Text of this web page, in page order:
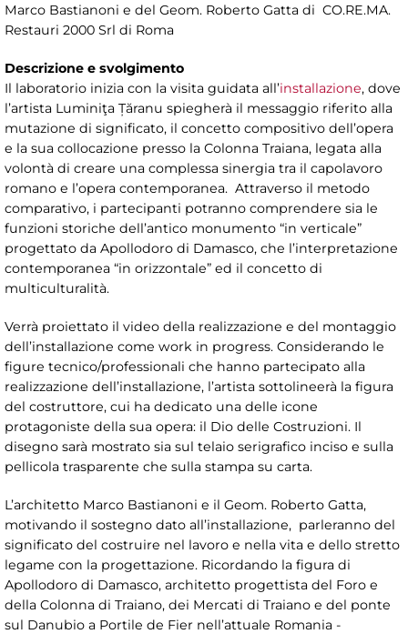
Marco Bastianoni e del Geom. Roberto Gatta di CO.RE.MA.
Restauri 2000 Srl di Roma
Descrizione e svolgimento
Il laboratorio inizia con la visita guidata all’installazione, dove
l’artista Luminiţa Țăranu spiegherà il messaggio riferito alla
mutazione di significato, il concetto compositivo dell’opera
e la sua collocazione presso la Colonna Traiana, legata alla
volontà di creare una complessa sinergia tra il capolavoro
romano e l’opera contemporanea. Attraverso il metodo
comparativo, i partecipanti potranno comprendere sia le
funzioni storiche dell’antico monumento “in verticale”
progettato da Apollodoro di Damasco, che l’interpretazione
contemporanea “in orizzontale” ed il concetto di
multiculturalità.
Verrà proiettato il video della realizzazione e del montaggio
dell’installazione come work in progress. Considerando le
figure tecnico/professionali che hanno partecipato alla
realizzazione dell’installazione, l’artista sottolineerà la figura
del costruttore, cui ha dedicato una delle icone
protagoniste della sua opera: il Dio delle Costruzioni. Il
disegno sarà mostrato sia sul telaio serigrafico inciso e sulla
pellicola trasparente che sulla stampa su carta.
L’architetto Marco Bastianoni e il Geom. Roberto Gatta,
motivando il sostegno dato all’installazione, parleranno del
significato del costruire nel lavoro e nella vita e dello stretto
legame con la progettazione. Ricordando la figura di
Apollodoro di Damasco, architetto progettista del Foro e
della Colonna di Traiano, dei Mercati di Traiano e del ponte
sul Danubio a Portile de Fier nell’attuale Romania -